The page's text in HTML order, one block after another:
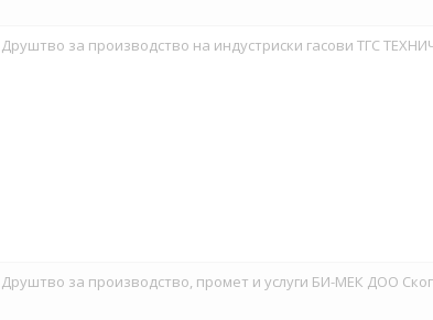
Друштво за производство на индустриски гасови ТГС
Друштво за производство, промет и услуги БИ-МЕК ДОО